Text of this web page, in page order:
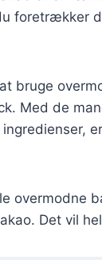
foretrækker
bruge
Med de
overmodne
Det vil